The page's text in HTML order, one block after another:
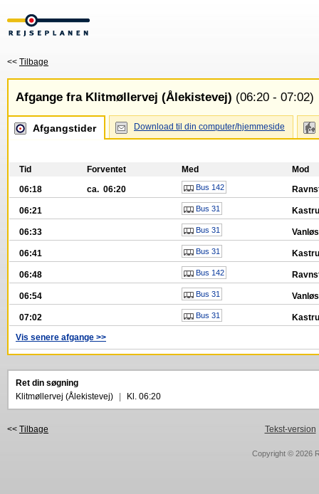
<< Tilbage
Afgange fra Klitmøllervej (Ålekistevej) (06:20 - 07:02)
Afgangstider Download til din computer/hjemmeside
Tid Forventet Med
Mod
06:18
ca. 06:20 Bus 142
06:21 Bus 31
06:33 Bus 31
06:41 Bus 31
06:48 Bus 142
06:54 Bus 31
07:02 Bus 31
Vis senere afgange >>
Ret din søgning
Klitmøllervej (Ålekistevej)
Kl. 06:20
<< Tilbage Tekst-version
Copyright © 2026